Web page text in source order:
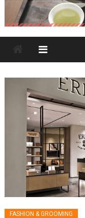
FASHION & GROOMING